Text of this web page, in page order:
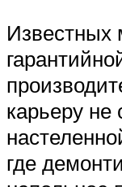
Известных
карьеру не
где